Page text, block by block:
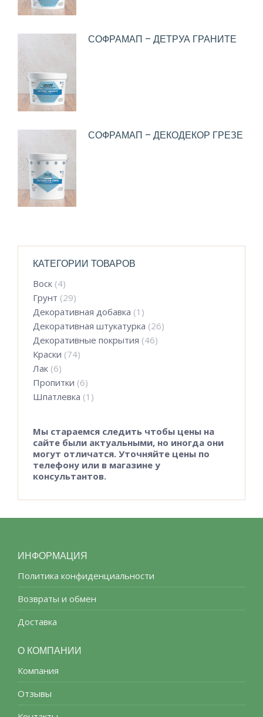
СОФРАМАП – ДЕТРУА ГРАНИТЕ
СОФРАМАП – ДЕКОДЕКОР ГРЕЗЕ
КАТЕГОРИИ ТОВАРОВ
Воск (4)
Грунт (29)
Декоративная добавка (1)
Декоративная штукатурка (26)
Декоративные покрытия (46)
Краски (74)
Лак (6)
Пропитки (6)
Шпатлевка (1)
Мы стараемся следить чтобы цены на
сайте были актуальными, но иногда они
могут отличатся. Уточняйте цены по
телефону или в магазине у
консультантов.
ИНФОРМАЦИЯ
Политика конфиденциальности
Возвраты и обмен
Доставка
О КОМПАНИИ
Компания
Отзывы